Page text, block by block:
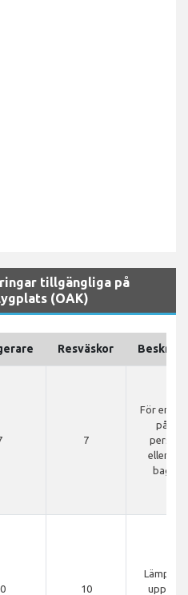
tillgängliga på
(OAK)
Resväskor
7
För en
på 4-7
eller
bagage
10
Lämplig
upp till